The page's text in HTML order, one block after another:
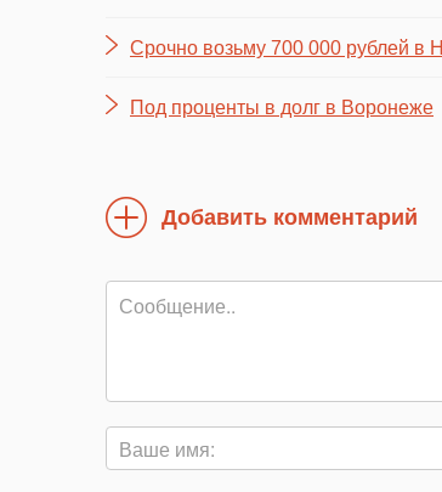
Срочно возьму 700 000 рублей в
Под проценты в долг в Воронеже
Добавить комментарий